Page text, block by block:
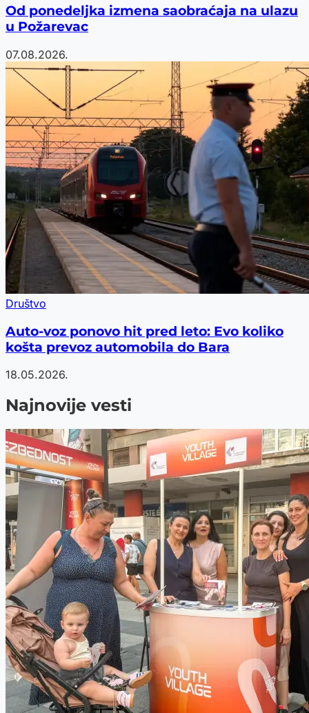
Od ponedeljka izmena saobraćaja na ulazu
u Požarevac
07.08.2026.
Društvo
Auto-voz ponovo hit pred leto: Evo koliko
košta prevoz automobila do Bara
18.05.2026.
Najnovije vesti